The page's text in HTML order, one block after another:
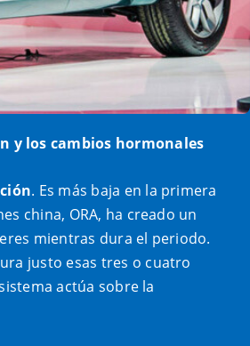
y los cambios hormonales
. Es más baja en la primera
china, ORA, ha creado un
mientras dura el periodo.
justo esas tres o cuatro
actúa sobre la